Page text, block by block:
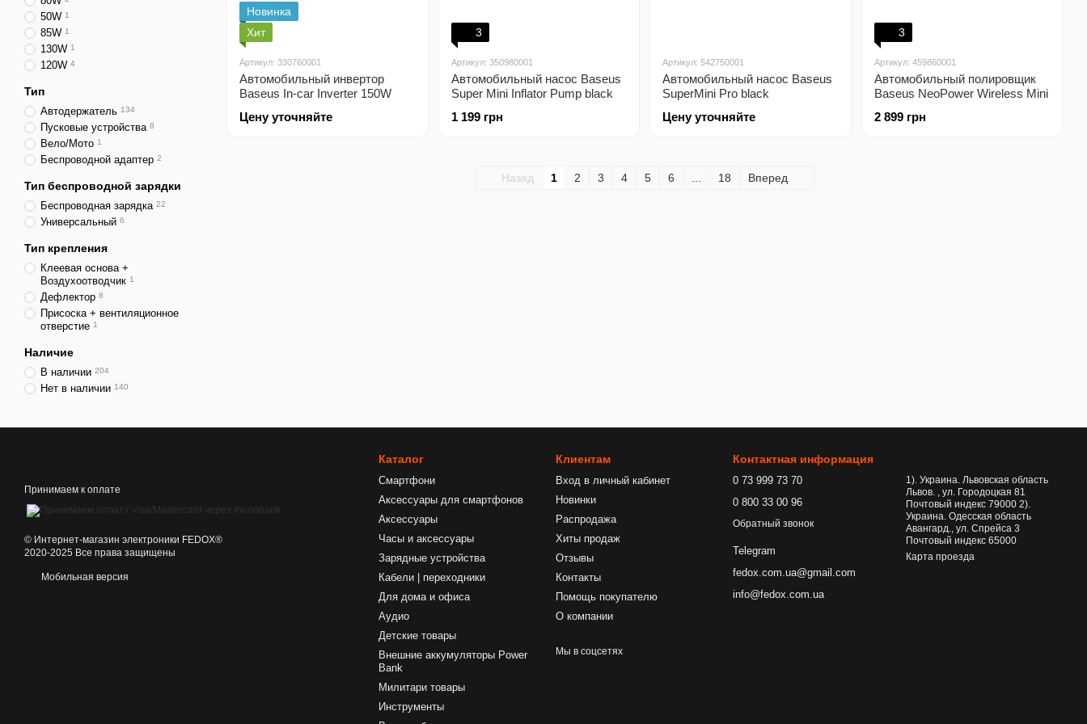
Новинка
Хит
Артикул: 330760001
Автомобильный инвертор
Baseus In-car Inverter 150W
Цену уточняйте
3
Артикул: 350980001
Автомобильный насос Baseus
Super Mini Inflator Pump black
1 199 грн
Артикул: 542750001
Автомобильный насос Baseus
SuperMini Pro black
Цену уточняйте
3
Артикул: 459860001
Автомобильный полировщик
Baseus NeoPower Wireless Mini
2 899 грн
Назад 1 2 3 4 5 6 18 Вперед
50W 1
85W 1
130W 1
120W 4
Тип
Автодержатель 134
Пусковые устройства 8
Вело/Мото 1
Беспроводной адаптер 2
Тип беспроводной зарядки
Беспроводная зарядка 22
Универсальный 6
Тип крепления
Клеевая основа +
Воздухоотводчик 1
Дефлектор 8
Присоска + вентиляционное
отверстие 1
Наличие
В наличии 204
Нет в наличии 140
Принимаем к оплате
©️ Интернет-магазин электроники FEDOX®
2020-2025 Все права защищены
Мобильная версия
Каталог
Смартфони
Аксессуары для смартфонов
Аксессуары
Часы и аксессуары
Зарядные устройства
Кабели | переходники
Для дома и офиса
Аудио
Детские товары
Внешние аккумуляторы Power
Bank
Милитари товары
Инструменты
Клиентам
Вход в личный кабинет
Новинки
Распродажа
Хиты продаж
Отзывы
Контакты
Помощь покупателю
О компании
Мы в соцсетях
Контактная информация
0 73 999 73 70
0 800 33 00 96
Обратный звонок
Telegram
fedox.com.ua@gmail.com
info@fedox.com.ua
1). Украина. Львовская область
Львов. , ул. Городоцкая 81
Почтовый индекс 79000 2).
Украина. Одесская область
Авангард., ул. Спрейса 3
Почтовый индекс 65000
Карта проезда